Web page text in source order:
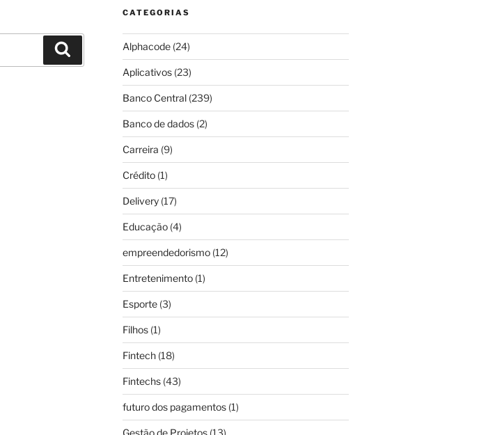
Pesquisar
CATEGORIAS
Alphacode(24)
Aplicativos(23)
Banco Central(239)
Banco de dados(2)
Carreira (9)
Crédito(1)
Delivery(17)
Educação(4)
empreendedorismo(12)
Entretenimento(1)
Esporte(3)
Filhos(1)
Fintech(18)
Fintechs(43)
futuro dos pagamentos(1)